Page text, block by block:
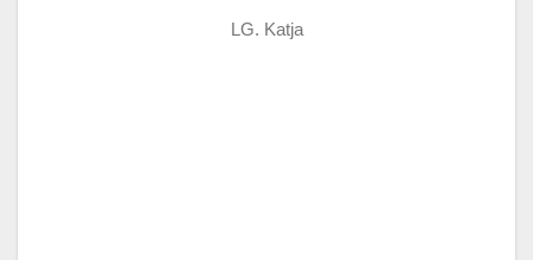
LG. Katja